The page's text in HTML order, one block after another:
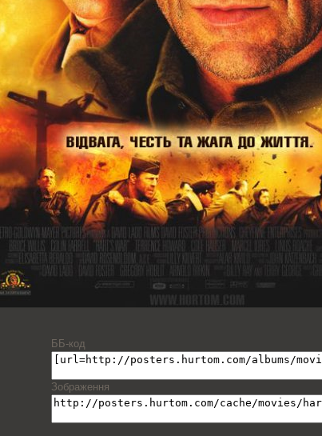
ББ-код
Зображення